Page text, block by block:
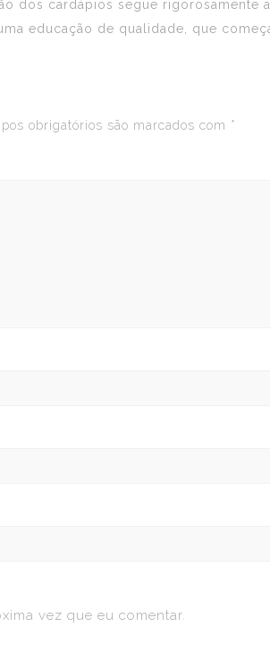
dos cardápios segue rigorosamente
educação de qualidade, que
obrigatórios são marcados com *
vez que eu comentar.